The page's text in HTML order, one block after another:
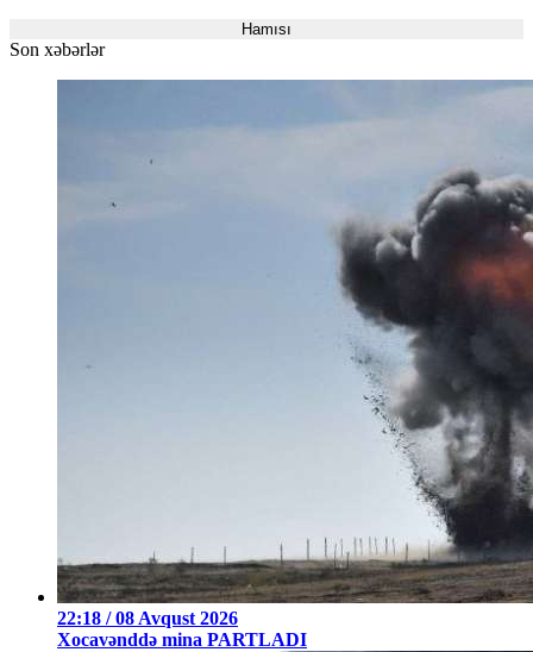
Hamısı
Son xəbərlər
22:18 / 08 Avqust 2026
Xocavənddə mina PARTLADI